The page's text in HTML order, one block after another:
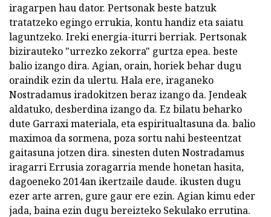
iragarpen hau dator. Pertsonak beste batzuk
tratatzeko egingo errukia, kontu handiz eta saiatu
laguntzeko. Ireki energia-iturri berriak. Pertsonak
bizirauteko "urrezko zekorra" gurtza epea. beste
balio izango dira. Agian, orain, horiek behar dugu
oraindik ezin da ulertu. Hala ere, iraganeko
Nostradamus iradokitzen beraz izango da. Jendeak
aldatuko, desberdina izango da. Ez bilatu beharko
dute Garraxi materiala, eta espiritualtasuna da. balio
maximoa da sormena, poza sortu nahi besteentzat
gaitasuna jotzen dira. sinesten duten Nostradamus
iragarri Errusia zoragarria mende honetan hasita,
dagoeneko 2014an ikertzaile daude. ikusten dugu
ezer arte arren, gure gaur ere ezin. Agian kimu eder
jada, baina ezin dugu bereizteko Sekulako errutina.